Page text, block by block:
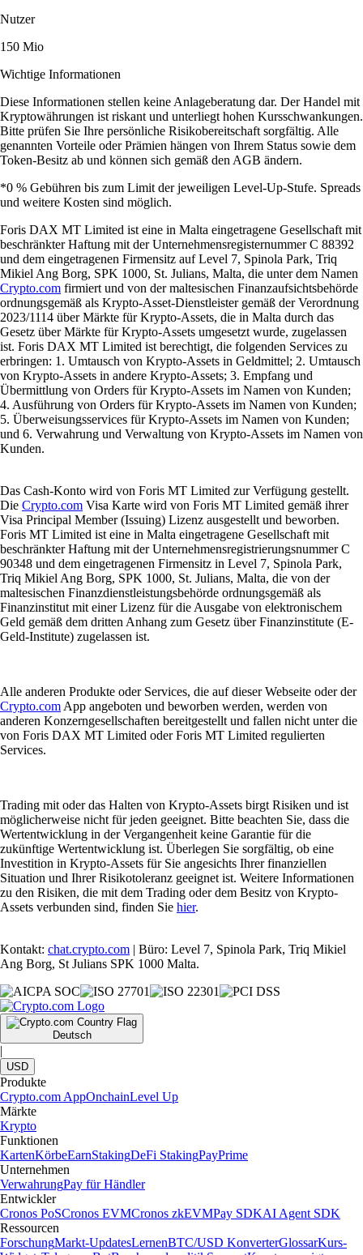
Nutzer
150 Mio
Wichtige Informationen
Diese Informationen stellen keine Anlageberatung dar. Der Handel mit
Kryptowährungen ist riskant und unterliegt hohen Kursschwankungen.
Bitte prüfen Sie Ihre persönliche Risikobereitschaft sorgfältig. Alle
genannten Vorteile oder Prämien hängen von Ihrem Status sowie dem
Token-Besitz ab und können sich gemäß den AGB ändern.
*0 % Gebühren bis zum Limit der jeweiligen Level-Up-Stufe. Spreads
und weitere Kosten sind möglich.
Foris DAX MT Limited ist eine in Malta eingetragene Gesellschaft mit
beschränkter Haftung mit der Unternehmensregisternummer C 88392
und dem eingetragenen Firmensitz auf Level 7, Spinola Park, Triq
Mikiel Ang Borg, SPK 1000, St. Julians, Malta, die unter dem Namen
Crypto.com firmiert und von der maltesischen Finanzaufsichtsbehörde
ordnungsgemäß als Krypto-Asset-Dienstleister gemäß der Verordnung
2023/1114 über Märkte für Krypto-Assets, die in Malta durch das
Gesetz über Märkte für Krypto-Assets umgesetzt wurde, zugelassen
ist. Foris DAX MT Limited ist berechtigt, die folgenden Services zu
erbringen: 1. Umtausch von Krypto-Assets in Geldmittel; 2. Umtausch
von Krypto-Assets in andere Krypto-Assets; 3. Empfang und
Übermittlung von Orders für Krypto-Assets im Namen von Kunden;
4. Ausführung von Orders für Krypto-Assets im Namen von Kunden;
5. Überweisungsservices für Krypto-Assets im Namen von Kunden;
und 6. Verwahrung und Verwaltung von Krypto-Assets im Namen von
Kunden.
Das Cash-Konto wird von Foris MT Limited zur Verfügung gestellt.
Die Crypto.com Visa Karte wird von Foris MT Limited gemäß ihrer
Visa Principal Member (Issuing) Lizenz ausgestellt und beworben.
Foris MT Limited ist eine in Malta eingetragene Gesellschaft mit
beschränkter Haftung mit der Unternehmensregistrierungsnummer C
90348 und dem eingetragenen Firmensitz in Level 7, Spinola Park,
Triq Mikiel Ang Borg, SPK 1000, St. Julians, Malta, die von der
maltesischen Finanzdienstleistungsbehörde ordnungsgemäß als
Finanzinstitut mit einer Lizenz für die Ausgabe von elektronischem
Geld gemäß dem dritten Anhang zum Gesetz über Finanzinstitute (E-
Geld-Institute) zugelassen ist.
Alle anderen Produkte oder Services, die auf dieser Webseite oder der
Crypto.com App angeboten und beworben werden, werden von
anderen Konzerngesellschaften bereitgestellt und fallen nicht unter die
von Foris DAX MT Limited oder Foris MT Limited regulierten
Services.
Trading mit oder das Halten von Krypto-Assets birgt Risiken und ist
möglicherweise nicht für jeden geeignet. Bitte beachten Sie, dass die
Wertentwicklung in der Vergangenheit keine Garantie für die
zukünftige Wertentwicklung ist. Überlegen Sie sorgfältig, ob eine
Investition in Krypto-Assets für Sie angesichts Ihrer finanziellen
Situation und Ihrer Risikotoleranz geeignet ist. Weitere Informationen
zu den Risiken, die mit dem Trading oder dem Besitz von Krypto-
Assets verbunden sind, finden Sie hier.
Kontakt: chat.crypto.com | Büro: Level 7, Spinola Park, Triq Mikiel
Ang Borg, St Julians SPK 1000 Malta.
Deutsch
|
USD
Produkte
Crypto.com AppOnchainLevel Up
Märkte
Krypto
Funktionen
KartenKörbeEarnStakingDeFi StakingPayPrime
Unternehmen
VerwahrungPay für Händler
Entwickler
Cronos PoSCronos EVMCronos zkEVMPay SDKAI Agent SDK
Ressourcen
ForschungMarkt-UpdatesLernenBTC/USD KonverterGlossarKurs-